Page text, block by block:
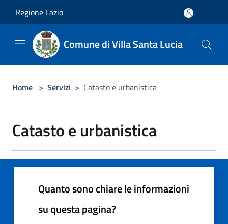
Regione Lazio
Comune di Villa Santa Lucia
Home > Servizi > Catasto e urbanistica
Catasto e urbanistica
Quanto sono chiare le informazioni
su questa pagina?